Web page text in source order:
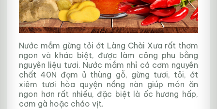
Nước mắm gừng tỏi ớt Làng Chài Xưa rất thơm
ngon và khác biệt, được làm công phu bằng
nguyên liệu tươi. Nước mắm nhỉ cá cơm nguyên
chất 40N đạm ủ thùng gỗ, gừng tươi, tỏi, ớt
xiêm tươi hòa quyện nồng nàn giúp món ăn
ngon hơn rất nhiều, đặc biệt là ốc hương hấp,
cơm gà hoặc cháo vịt.